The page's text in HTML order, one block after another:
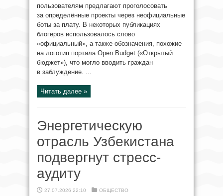
пользователям предлагают проголосовать
за определённые проекты через неофициальные
боты за плату. В некоторых публикациях
блогеров использовалось слово
«официальный», а также обозначения, похожие
на логотип портала Open Budget («Открытый
бюджет»), что могло вводить граждан
в заблуждение. ...
Читать далее »
Энергетическую
отрасль Узбекистана
подвергнут стресс-
аудиту
27.07.2026 22:10 ОБЩЕСТВО